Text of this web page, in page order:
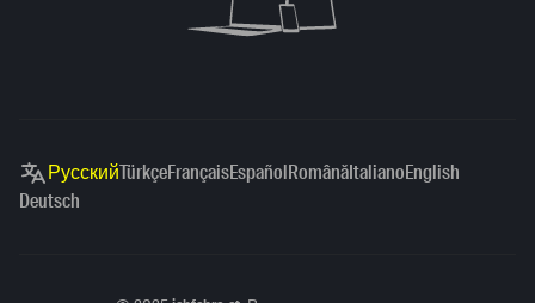
РусскийTürkçeFrançaisEspañolRomânăItalianoEnglish
Deutsch